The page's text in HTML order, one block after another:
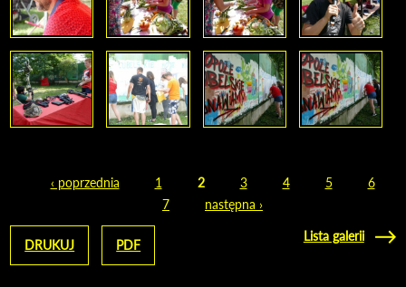
‹ poprzednia 1 2 3 4 5
6
7
następna ›
DRUKUJ PDF
Lista galerii